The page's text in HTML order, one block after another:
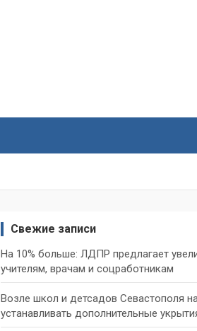
Свежие записи
На 10% больше: ЛДПР предлагает
учителям, врачам и соцработникам
Возле школ и детсадов Севастополя
устанавливать дополнительные